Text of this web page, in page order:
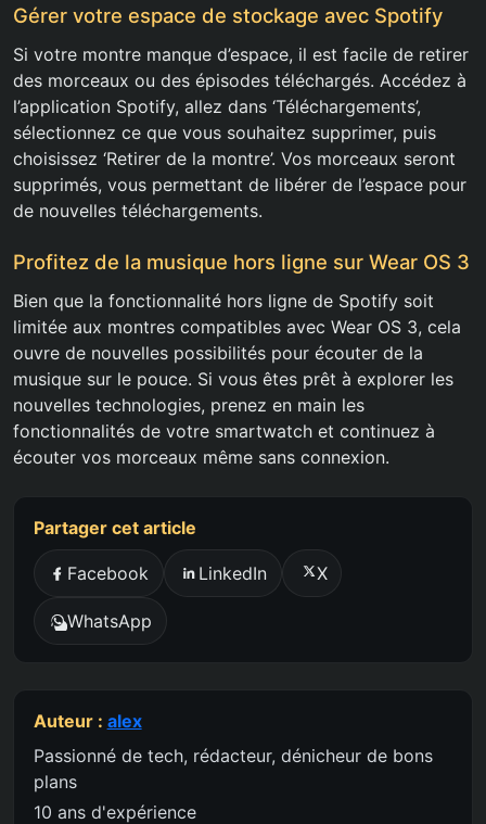
Gérer votre espace de stockage avec Spotify
Si votre montre manque d’espace, il est facile de retirer
des morceaux ou des épisodes téléchargés. Accédez à
l’application Spotify, allez dans ‘Téléchargements’,
sélectionnez ce que vous souhaitez supprimer, puis
choisissez ‘Retirer de la montre’. Vos morceaux seront
supprimés, vous permettant de libérer de l’espace pour
de nouvelles téléchargements.
Profitez de la musique hors ligne sur Wear OS 3
Bien que la fonctionnalité hors ligne de Spotify soit
limitée aux montres compatibles avec Wear OS 3, cela
ouvre de nouvelles possibilités pour écouter de la
musique sur le pouce. Si vous êtes prêt à explorer les
nouvelles technologies, prenez en main les
fonctionnalités de votre smartwatch et continuez à
écouter vos morceaux même sans connexion.
Partager cet article
Facebook LinkedIn X
WhatsApp
Auteur : alex
Passionné de tech, rédacteur, dénicheur de bons
plans
10 ans d'expérience